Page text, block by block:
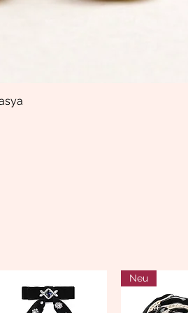
Neu